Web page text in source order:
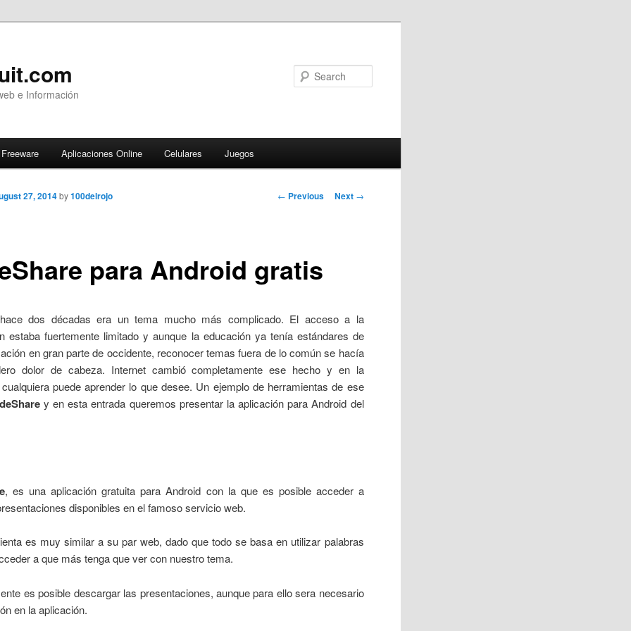
e Información
Freeware Aplicaciones Online Celulares Juegos
Post
← Previous Next →
para Android gratis
27, 2014 by100delrojo
dos décadas era un tema mucho más complicado. El acceso a la
estaba fuertemente limitado y aunque la educación ya tenía estándares de
en gran parte de occidente, reconocer temas fuera de lo común se hacía
dolor de cabeza. Internet cambió completamente ese hecho y en la
puede aprender lo que desee. Un ejemplo de herramientas de ese
y en esta entrada queremos presentar la aplicación para Android del
, es una aplicación gratuita para Android con la que es posible acceder a
disponibles en el famoso servicio web.
es muy similar a su par web, dado que todo se basa en utilizar palabras
a que más tenga que ver con nuestro tema.
es posible descargar las presentaciones, aunque para ello sera necesario
en la aplicación.